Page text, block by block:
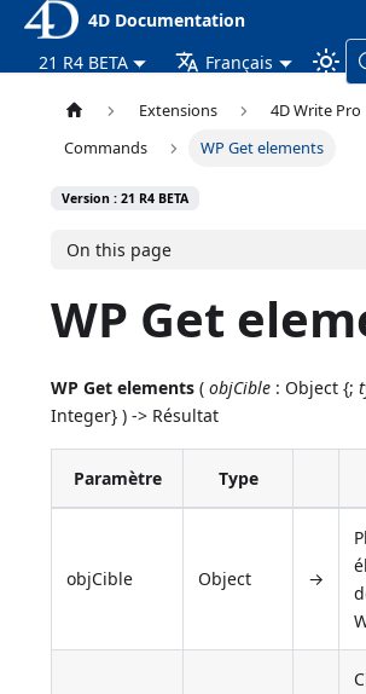
4D Documentation
21 R4 BETA
Français
Extensions
4D Write Pro
Commands
WP Get elements
Version : 21 R4 BETA
On this page
WP Get
WP Get elements (objCible : Object {;
Integer} ) -> Résultat
Paramètre Type
objCible Object →